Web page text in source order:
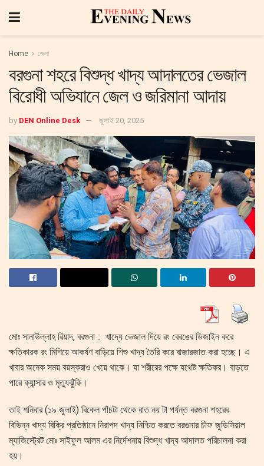
Home জেলা
বরগুনা শহরে বিশুদ্ধ খাদ্য আদালতের ভেজাল
বিরোধী অভিযানে জেল ও জরিমানা আদায়
by DEN Online Desk জুলাই 20, 2025
মোঃ সানাউল্লাহ রিয়াদ, বরগুনা :: খাদ্যে ভেজাল দিয়ে রং বেরঙের ডিজাইন করে
ক্ষতিকারক রং মিশিয়ে আকর্ষণ বাড়িয়ে শিশু খাদ্য তৈরি করে বাজারজাত করা হচ্ছে। এ
খাবার অনেক সময় বয়স্করাও খেয়ে থাকে। যা শরীরের পক্ষে যথেষ্ট ক্ষতিকর। বাড়তে
পারে ক্যান্সার ও মৃত্যুঝুঁকি।
তাই শনিবার (১৯ জুলাই) বিকেল পাঁচটা থেকে রাত নয় টা পর্যন্ত বরগুনা শহরের
বিভিন্ন খাদ্য বিক্রি প্রতিষ্ঠানে নিরাপদ খাদ্য নিশ্চিত করতে বরগুনার চীফ জুডিসিয়াল
ম্যাজিস্ট্রেট মোঃ সাইফুল আলম এর নির্দেশনায় বিশুদ্ধ খাদ্য আদালত পরিচালনা করা
হয়।